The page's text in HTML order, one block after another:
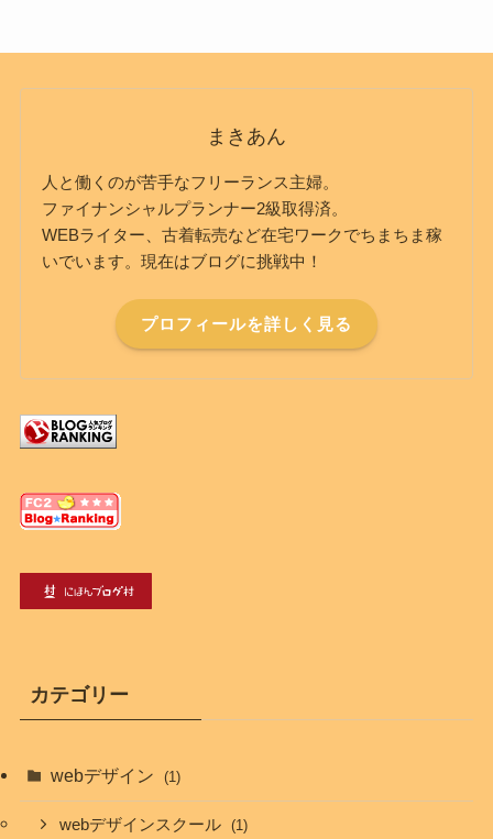
まきあん
人と働くのが苦手なフリーランス主婦。
ファイナンシャルプランナー2級取得済。
WEBライター、古着転売など在宅ワークでちまちま稼
いでいます。現在はブログに挑戦中！
プロフィールを詳しく見る
カテゴリー
webデザイン (1)
webデザインスクール (1)